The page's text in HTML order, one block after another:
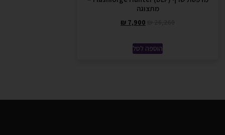
מתצוגה
₪ 7,900
הוספה לסל